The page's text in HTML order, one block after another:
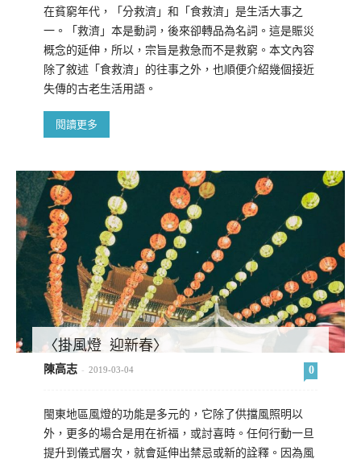
在貧窮年代，「分救濟」和「食救濟」是生活大事之
一。「救濟」本是動詞，後來卻轉品為名詞。這是賑災
概念的延伸，所以，宗旨是救急而不是救窮。本文內容
除了敘述「食救濟」的往事之外，也順便介紹幾個接近
失傳的古老生活用語。
閱讀更多
〈掛風燈 迎新春〉
陳高志 - 2019-03-04 0
閩東地區風燈的功能是多元的，它除了供擋風照明以
外，更多的場合是用在祈福，或討喜時。任何行動一旦
提升到儀式層次，就會延伸出禁忌或新的詮釋。因為風